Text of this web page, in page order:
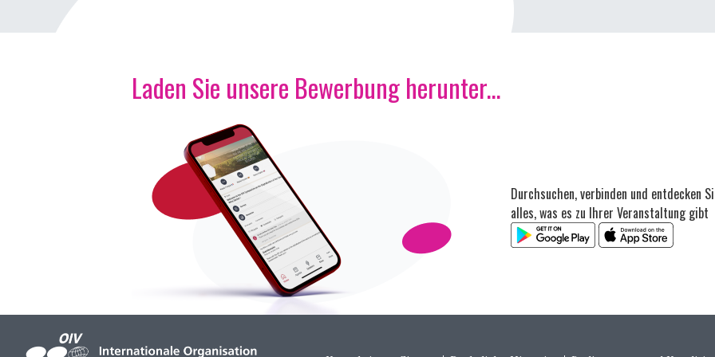
Laden Sie unsere Bewerbung herunter...
Durchsuchen, verbinden und entdecken
alles, was es zu Ihrer Veranstaltung gibt